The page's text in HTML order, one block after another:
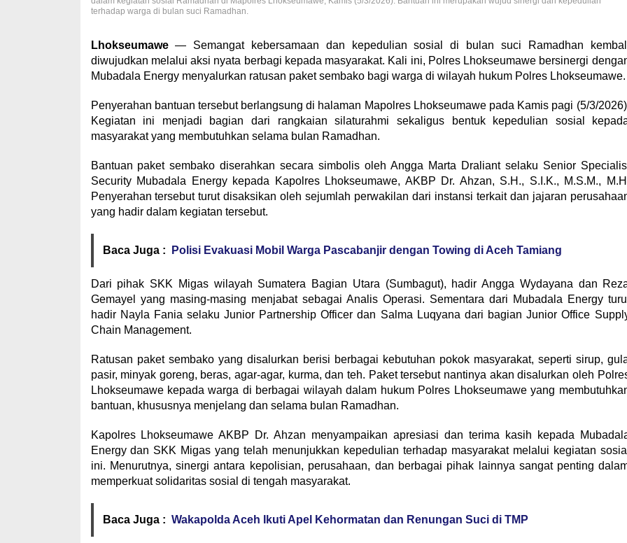
terhadap warga di bulan suci Ramadhan.
Lhokseumawe— Semangat kebersamaan dan kepedulian sosial di bulan suci Ramadhan
diwujudkan melalui aksi nyata berbagi kepada masyarakat. Kali ini, Polres Lhokseumawe bersinergi
Mubadala Energy menyalurkan ratusan paket sembako bagi warga di wilayah hukum Polres Lhokseumawe.
Penyerahan bantuan tersebut berlangsung di halaman Mapolres Lhokseumawe pada Kamis pagi (5/3/
Kegiatan ini menjadi bagian dari rangkaian silaturahmi sekaligus bentuk kepedulian sosial
masyarakat yang membutuhkan selama bulan Ramadhan.
Bantuan paket sembako diserahkan secara simbolis oleh Angga Marta Draliant selaku Senior
Security Mubadala Energy kepada Kapolres Lhokseumawe, AKBP Dr. Ahzan, S.H., S.I.K., M.S.M.,
Penyerahan tersebut turut disaksikan oleh sejumlah perwakilan dari instansi terkait dan jajaran
yang hadir dalam kegiatan tersebut.
Baca Juga : Polisi Evakuasi Mobil Warga Pascabanjir dengan Towing di Aceh Tamiang
Dari pihak SKK Migas wilayah Sumatera Bagian Utara (Sumbagut), hadir Angga Wydayana dan
Gemayel yang masing-masing menjabat sebagai Analis Operasi. Sementara dari Mubadala Energy
hadir Nayla Fania selaku Junior Partnership Officer dan Salma Luqyana dari bagian Junior Office
Chain Management.
Ratusan paket sembako yang disalurkan berisi berbagai kebutuhan pokok masyarakat, seperti sirup,
pasir, minyak goreng, beras, agar-agar, kurma, dan teh. Paket tersebut nantinya akan disalurkan oleh
Lhokseumawe kepada warga di berbagai wilayah dalam hukum Polres Lhokseumawe yang
bantuan, khususnya menjelang dan selama bulan Ramadhan.
Kapolres Lhokseumawe AKBP Dr. Ahzan menyampaikan apresiasi dan terima kasih kepada
Energy dan SKK Migas yang telah menunjukkan kepedulian terhadap masyarakat melalui kegiatan sosial
ini. Menurutnya, sinergi antara kepolisian, perusahaan, dan berbagai pihak lainnya sangat penting
memperkuat solidaritas sosial di tengah masyarakat.
Baca Juga : Wakapolda Aceh Ikuti Apel Kehormatan dan Renungan Suci di TMP